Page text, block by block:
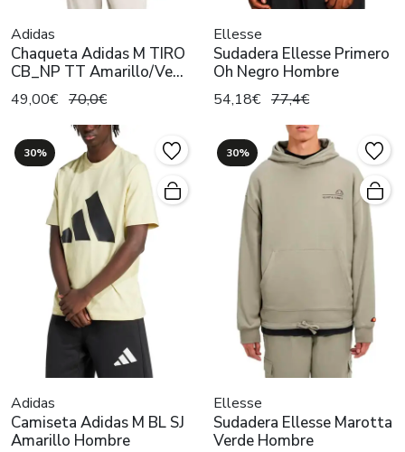
Adidas
Chaqueta Adidas M TIRO
CB_NP TT Amarillo/Ve
Hombre
49,00€ 70,0€
Ellesse
Sudadera Ellesse Primero
Oh Negro Hombre
54,18€ 77,4€
30%
Adidas
Camiseta Adidas M BL SJ
Amarillo Hombre
30%
Ellesse
Sudadera Ellesse Marotta
Verde Hombre